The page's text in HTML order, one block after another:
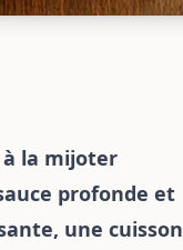
la mijoter
profonde et
une cuisson